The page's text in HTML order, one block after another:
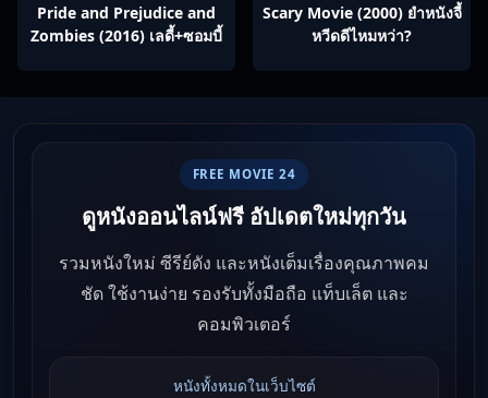
Pride and Prejudice and
Zombies (2016) เลดี้+ซอมบี้
Scary Movie (2000) ยำหนังจี้​
หวีดดีไหมหว่า?
FREE MOVIE 24
ดูหนังออนไลน์ฟรี อัปเดตใหม่ทุกวัน
รวมหนังใหม่ ซีรีย์ดัง และหนังเต็มเรื่องคุณภาพคม
ชัด ใช้งานง่าย รองรับทั้งมือถือ แท็บเล็ต และ
คอมพิวเตอร์
หนังทั้งหมดในเว็บไซต์